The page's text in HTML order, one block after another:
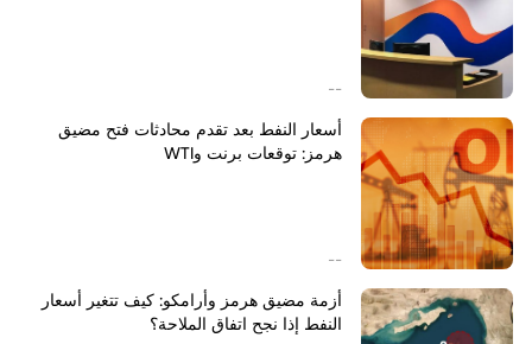
--
أسعار النفط بعد تقدم محادثات فتح مضيق
هرمز: توقعات برنت وWTI
--
أزمة مضيق هرمز وأرامكو: كيف تتغير أسعار
النفط إذا نجح اتفاق الملاحة؟